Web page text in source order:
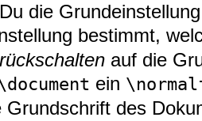
die
bestimmt,
auf die
ein
Grundschrift des